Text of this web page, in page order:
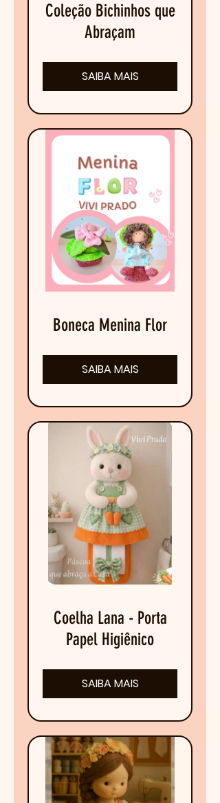
Coleção Bichinhos que
Abraçam
SAIBA MAIS
Boneca Menina Flor
SAIBA MAIS
Coelha Lana - Porta
Papel Higiênico
SAIBA MAIS